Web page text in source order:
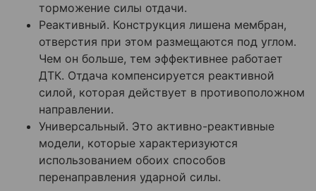
торможение силы отдачи.
Реактивный. Конструкция лишена мембран,
отверстия при этом размещаются под углом.
Чем он больше, тем эффективнее работает
ДТК. Отдача компенсируется реактивной
силой, которая действует в противоположном
направлении.
Универсальный. Это активно-реактивные
модели, которые характеризуются
использованием обоих способов
перенаправления ударной силы.